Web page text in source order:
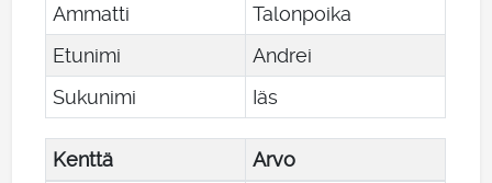
Ammatti
Talonpoika
Etunimi
Andrei
Sukunimi
Iäs
Kenttä
Arvo